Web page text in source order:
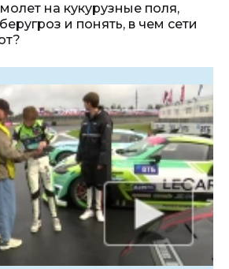
на кукурузные поля,
и понять, в чем сети